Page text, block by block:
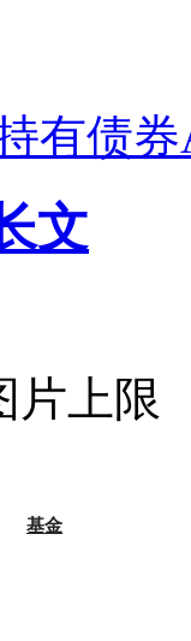
有债券
文
片上限
基金